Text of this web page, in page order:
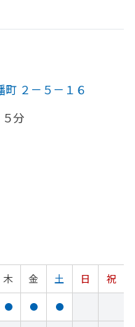
町 ２－５－１６
分
木 金 土 日
祝
● ● ●